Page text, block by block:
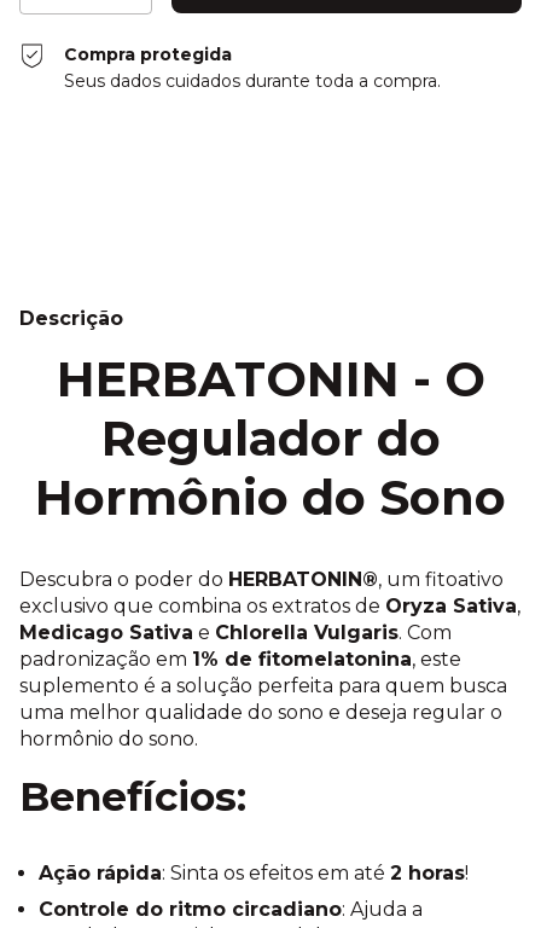
Compra protegida
Seus dados cuidados durante toda a compra.
Descrição
HERBATONIN - O
Regulador do
Hormônio do Sono
Descubra o poder do HERBATONIN®, um fitoativo
exclusivo que combina os extratos de Oryza Sativa,
Medicago Sativa e Chlorella Vulgaris. Com
padronização em 1% de fitomelatonina, este
suplemento é a solução perfeita para quem busca
uma melhor qualidade do sono e deseja regular o
hormônio do sono.
Benefícios:
Ação rápida: Sinta os efeitos em até 2 horas!
Controle do ritmo circadiano: Ajuda a